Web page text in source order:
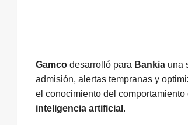
Gamco desarrolló para Bankia una
admisión, alertas tempranas y
el conocimiento del
inteligencia artificial .